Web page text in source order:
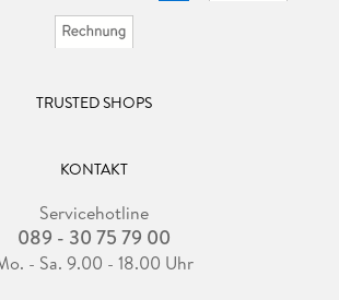
TRUSTED SHOPS
KONTAKT
Servicehotline
089 - 30 75 79 00
- Sa. 9.00 - 18.00 Uhr